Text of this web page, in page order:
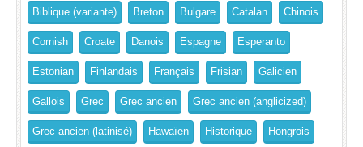
Biblique (variante) Breton Bulgare Catalan Chinois
Cornish Croate Danois Espagne Esperanto
Estonian Finlandais Français Frisian Galicien
Gallois Grec Grec ancien Grec ancien (anglicized)
Grec ancien (latinisé) Hawaïen Historique Hongrois